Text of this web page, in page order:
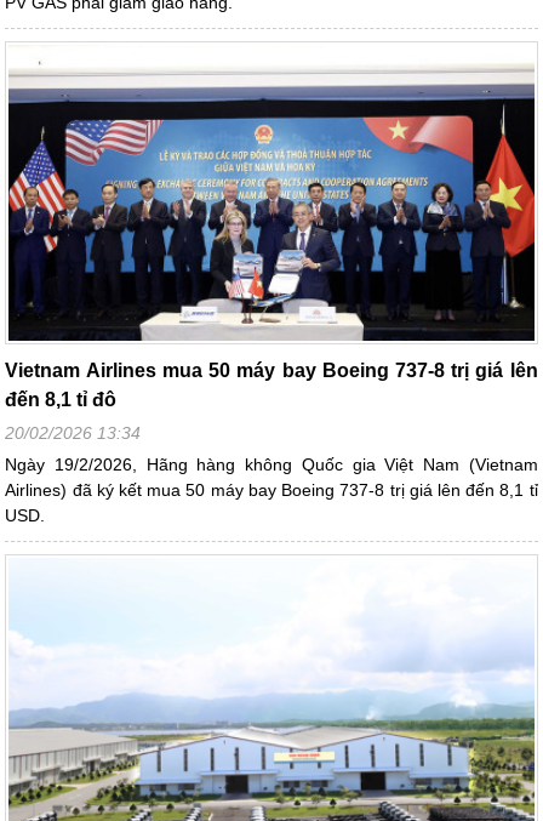
Vietnam Airlines mua 50 máy bay Boeing 737-8 trị giá lên
đến 8,1 tỉ đô
20/02/2026 13:34
Ngày 19/2/2026, Hãng hàng không Quốc gia Việt Nam (Vietnam
Airlines) đã ký kết mua 50 máy bay Boeing 737-8 trị giá lên đến 8,1 tỉ
USD.